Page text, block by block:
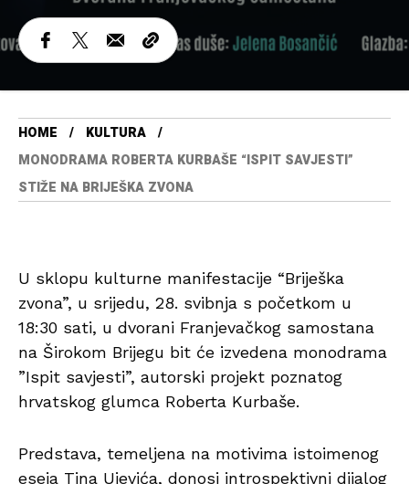
HOME
KULTURA
MONODRAMA ROBERTA KURBAŠE “ISPIT SAVJESTI”
STIŽE NA BRIJEŠKA ZVONA
U sklopu kulturne manifestacije “Briješka
zvona”, u srijedu, 28. svibnja s početkom u
18:30 sati, u dvorani Franjevačkog samostana
na Širokom Brijegu bit će izvedena monodrama
”Ispit savjesti”, autorski projekt poznatog
hrvatskog glumca Roberta Kurbaše.
Predstava, temeljena na motivima istoimenog
eseja Tina Ujevića, donosi introspektivni dijalog